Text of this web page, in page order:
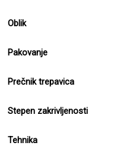
Oblik
Pakovanje
Prečnik trepavica
Stepen zakrivljenosti
Tehnika